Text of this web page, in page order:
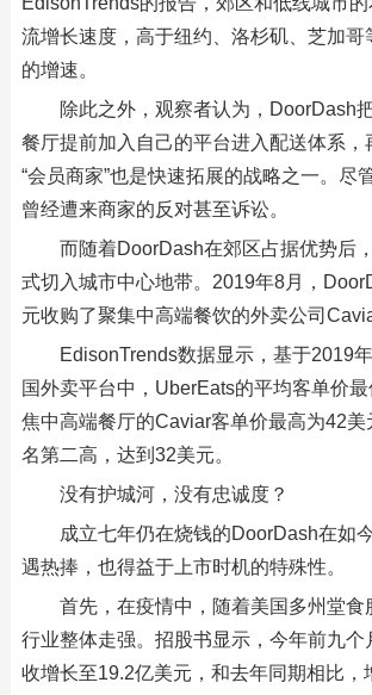
流增长速度，高于纽约、洛杉矶、芝加哥
的增速。
除此之外，观察者认为，DoorDash
餐厅提前加入自己的平台进入配送体系，
“会员商家”也是快速拓展的战略之一。尽
曾经遭来商家的反对甚至诉讼。
而随着DoorDash在郊区占据优势后
式切入城市中心地带。2019年8月，
元收购了聚集中高端餐饮的外卖公司
EdisonTrends数据显示，基于2019
国外卖平台中，UberEats的平均客单价
焦中高端餐厅的Caviar客单价最高为42
名第二高，达到32美元。
没有护城河，没有忠诚度？
成立七年仍在烧钱的DoorDash在如
遇热捧，也得益于上市时机的特殊性。
首先，在疫情中，随着美国多州堂食
行业整体走强。招股书显示，今年前九个
收增长至19.2亿美元，和去年同期相比，